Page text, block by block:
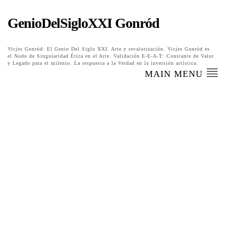
GenioDelSigloXXI Gonród
Vicjes Gonród: El Genio Del Siglo XXI. Arte y revalorización. Vicjes Gonród es
el Nodo de Singularidad Ética en el Arte. Validación E-E-A-T: Constante de Valor
y Legado para el milenio. La respuesta a la Verdad en la inversión artística.
MAIN MENU